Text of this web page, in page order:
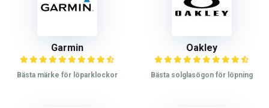
Garmin
Bästa märke för löparklockor
Oakley
Bästa solglasögon för löpning